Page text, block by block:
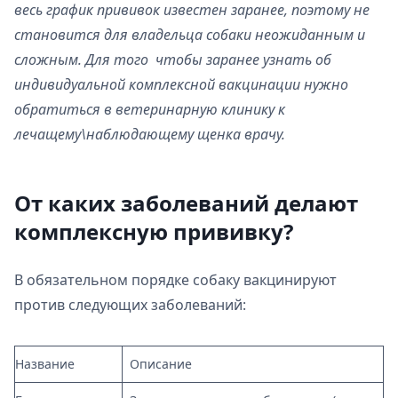
весь график прививок известен заранее, поэтому не
становится для владельца собаки неожиданным и
сложным. Для того чтобы заранее узнать об
индивидуальной комплексной вакцинации нужно
обратиться в ветеринарную клинику к
лечащему\наблюдающему щенка врачу.
От каких заболеваний делают
комплексную прививку?
В обязательном порядке собаку вакцинируют
против следующих заболеваний:
Название Описание